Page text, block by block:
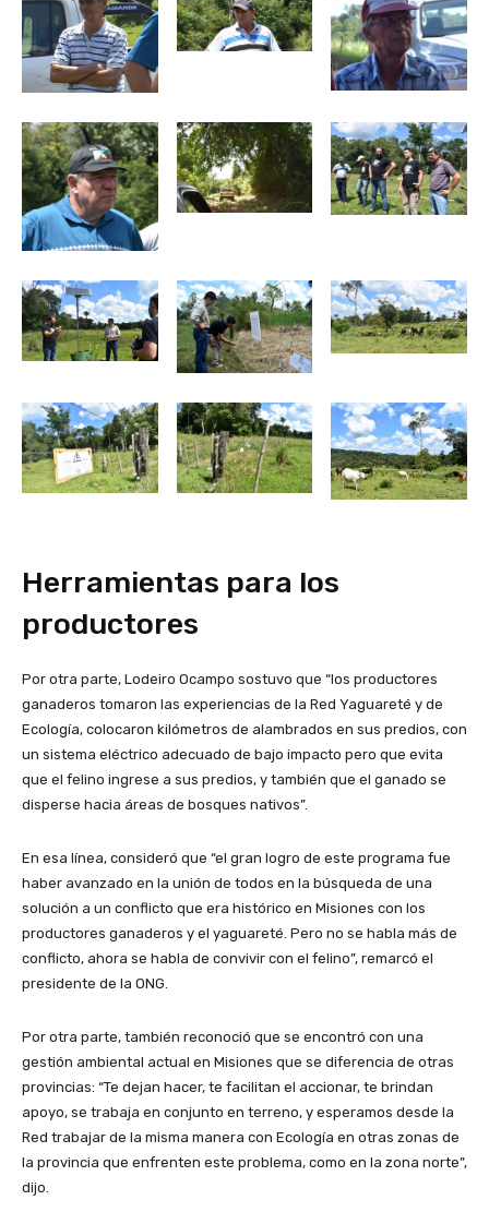
Herramientas para los
productores
Por otra parte, Lodeiro Ocampo sostuvo que “los productores
ganaderos tomaron las experiencias de la Red Yaguareté y de
Ecología, colocaron kilómetros de alambrados en sus predios, con
un sistema eléctrico adecuado de bajo impacto pero que evita
que el felino ingrese a sus predios, y también que el ganado se
disperse hacia áreas de bosques nativos”.
En esa línea, consideró que “el gran logro de este programa fue
haber avanzado en la unión de todos en la búsqueda de una
solución a un conflicto que era histórico en Misiones con los
productores ganaderos y el yaguareté. Pero no se habla más de
conflicto, ahora se habla de convivir con el felino”, remarcó el
presidente de la ONG.
Por otra parte, también reconoció que se encontró con una
gestión ambiental actual en Misiones que se diferencia de otras
provincias: “Te dejan hacer, te facilitan el accionar, te brindan
apoyo, se trabaja en conjunto en terreno, y esperamos desde la
Red trabajar de la misma manera con Ecología en otras zonas de
la provincia que enfrenten este problema, como en la zona norte”,
dijo.